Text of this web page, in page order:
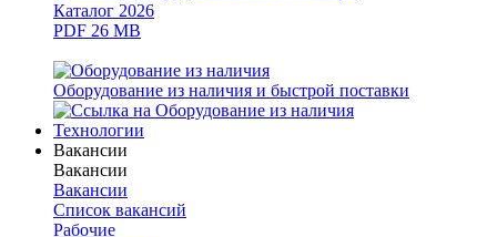
Каталог 2026
PDF 26 MB
Оборудование из наличия и быстрой поставки
Технологии
Вакансии
Вакансии
Вакансии
Список вакансий
Рабочие